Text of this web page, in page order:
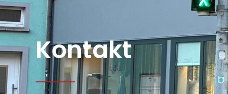
Kontakt